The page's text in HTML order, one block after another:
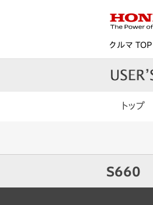
クルマ TOP
トップ
S660